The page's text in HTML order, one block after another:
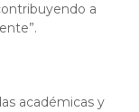
a
académicas y